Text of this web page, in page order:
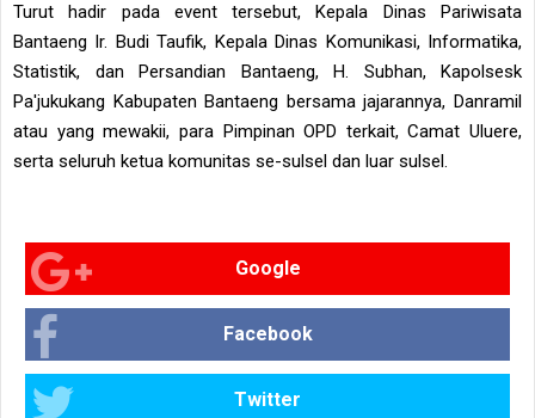
Turut hadir pada event tersebut, Kepala Dinas Pariwisata
Bantaeng Ir. Budi Taufik, Kepala Dinas Komunikasi, Informatika,
Statistik, dan Persandian Bantaeng, H. Subhan, Kapolsesk
Pa'jukukang Kabupaten Bantaeng bersama jajarannya, Danramil
atau yang mewakii, para Pimpinan OPD terkait, Camat Uluere,
serta seluruh ketua komunitas se-sulsel dan luar sulsel.
Google
Facebook
Twitter